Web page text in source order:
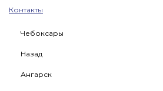
Контакты
Чебоксары
Назад
Ангарск